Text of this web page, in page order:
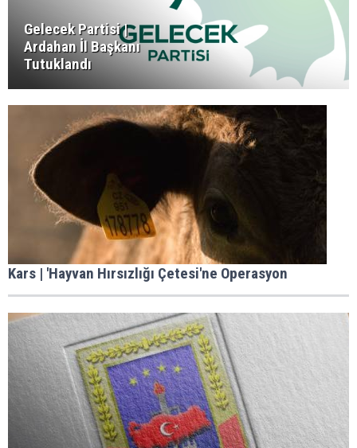
Gelecek Partisi |
Ardahan İl Başkanı
Tutuklandı
Kars | 'Hayvan Hırsızlığı Çetesi'ne Operasyon